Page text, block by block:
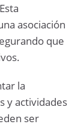
asociación
que
la
y actividades
ser